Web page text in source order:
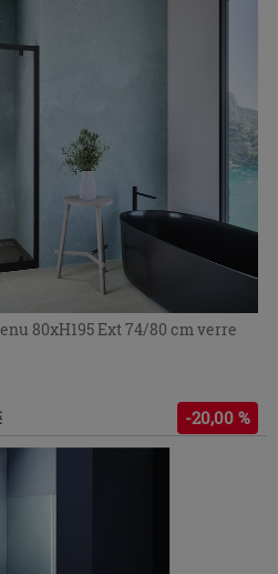
80xH195 Ext 74/80 cm verre
-20,00 %
via le service client